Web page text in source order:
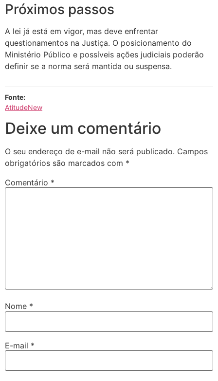
Próximos passos
A lei já está em vigor, mas deve enfrentar
questionamentos na Justiça. O posicionamento do
Ministério Público e possíveis ações judiciais poderão
definir se a norma será mantida ou suspensa.
Fonte:
AtitudeNew
Deixe um comentário
O seu endereço de e-mail não será publicado. Campos
obrigatórios são marcados com *
Comentário *
Nome *
E-mail *